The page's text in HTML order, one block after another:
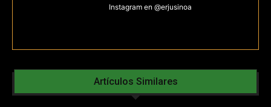
Instagram en @erjusinoa
Artículos Similares